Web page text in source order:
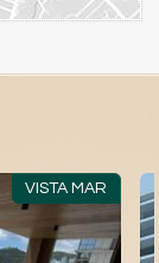
VISTA MAR